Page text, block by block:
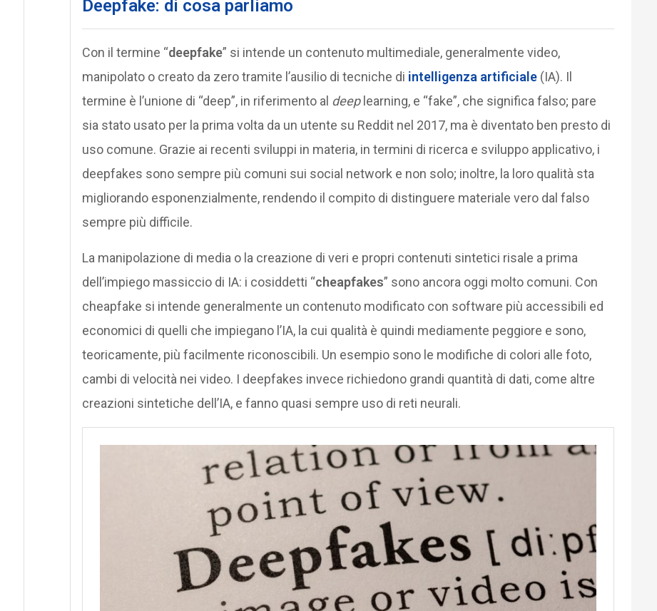
Deepfake: di cosa parliamo
Con il termine “deepfake” si intende un contenuto multimediale, generalmente video,
manipolato o creato da zero tramite l’ausilio di tecniche di intelligenza artificiale(IA). Il
termine è l’unione di “deep”, in riferimento al deeplearning, e “fake”, che significa falso; pare
sia stato usato per la prima volta da un utente su Reddit nel 2017, ma è diventato ben presto di
uso comune. Grazie ai recenti sviluppi in materia, in termini di ricerca e sviluppo applicativo, i
deepfakes sono sempre più comuni sui social network e non solo; inoltre, la loro qualità sta
migliorando esponenzialmente, rendendo il compito di distinguere materiale vero dal falso
sempre più difficile.
La manipolazione di media o la creazione di veri e propri contenuti sintetici risale a prima
dell’impiego massiccio di IA: i cosiddetti “cheapfakes” sono ancora oggi molto comuni. Con
cheapfake si intende generalmente un contenuto modificato con software più accessibili ed
economici di quelli che impiegano l’IA, la cui qualità è quindi mediamente peggiore e sono,
teoricamente, più facilmente riconoscibili. Un esempio sono le modifiche di colori alle foto,
cambi di velocità nei video. I deepfakes invece richiedono grandi quantità di dati, come altre
creazioni sintetiche dell’IA, e fanno quasi sempre uso di reti neurali.